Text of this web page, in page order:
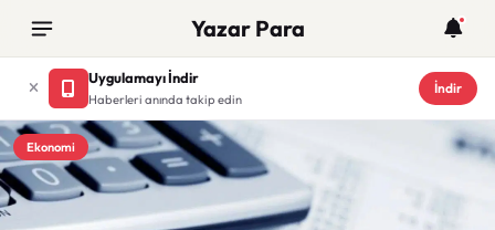
Yazar Para
Uygulamayı İndir
Haberleri anında takip edin
İndir
Ekonomi